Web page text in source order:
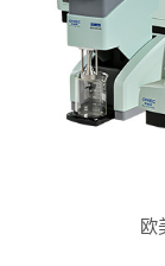
欧